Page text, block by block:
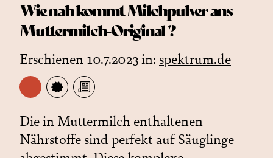
Wie nah kommt Milchpulver ans
Muttermilch-Original ?
Erschienen 10.7.2023 in: spektrum.de
Die in Muttermilch enthaltenen
Nährstoffe sind perfekt auf Säuglinge